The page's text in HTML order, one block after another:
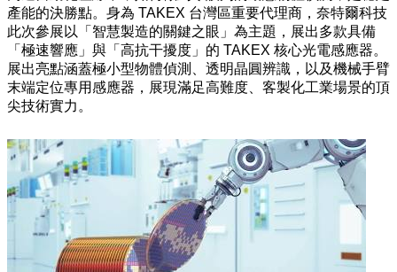
產能的決勝點。身為 TAKEX 台灣區重要代理商，奈特爾科技
此次參展以「智慧製造的關鍵之眼」為主題，展出多款具備
「極速響應」與「高抗干擾度」的 TAKEX 核心光電感應器。
展出亮點涵蓋極小型物體偵測、透明晶圓辨識，以及機械手臂
末端定位專用感應器，展現滿足高難度、客製化工業場景的頂
尖技術實力。